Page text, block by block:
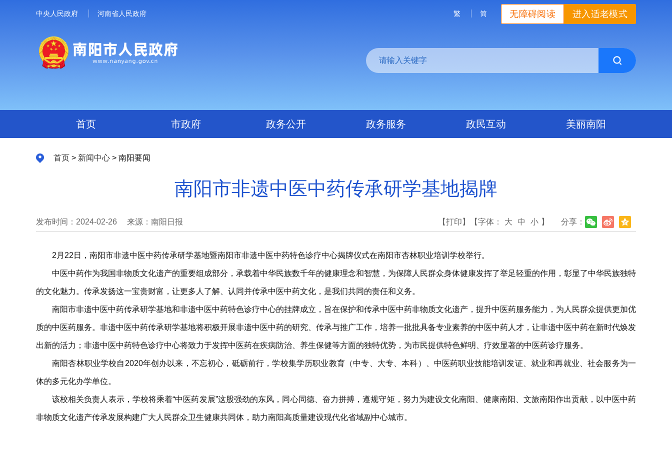
中央人民政府 河南省人民政府 进入适老模式
无障碍阅读
繁 简
首页 市政府 政务公开 政务服务 政民互动 美丽南阳
首页 > 新闻中心 > 南阳要闻
南阳市非遗中医中药传承研学基地揭牌
发布时间：2024-02-26 来源：南阳日报 分享：
【打印】 【字体： 大 中 小 】
2月22日，南阳市非遗中医中药传承研学基地暨南阳市非遗中医中药特色诊疗中心揭牌仪式在南阳市杏林职业培训学校举行。
中医中药作为我国非物质文化遗产的重要组成部分，承载着中华民族数千年的健康理念和智慧，为保障人民群众身体健康发挥了举足轻重的作用，彰显了中华民族独特
的文化魅力。传承发扬这一宝贵财富，让更多人了解、认同并传承中医中药文化，是我们共同的责任和义务。
南阳市非遗中医中药传承研学基地和非遗中医中药特色诊疗中心的挂牌成立，旨在保护和传承中医中药非物质文化遗产，提升中医药服务能力，为人民群众提供更加优
质的中医药服务。非遗中医中药传承研学基地将积极开展非遗中医中药的研究、传承与推广工作，培养一批批具备专业素养的中医中药人才，让非遗中医中药在新时代焕发
出新的活力；非遗中医中药特色诊疗中心将致力于发挥中医药在疾病防治、养生保健等方面的独特优势，为市民提供特色鲜明、疗效显著的中医药诊疗服务。
南阳杏林职业学校自2020年创办以来，不忘初心，砥砺前行，学校集学历职业教育（中专、大专、本科）、中医药职业技能培训发证、就业和再就业、社会服务为一
体的多元化办学单位。
该校相关负责人表示，学校将乘着“中医药发展”这股强劲的东风，同心同德、奋力拼搏，遵规守矩，努力为建设文化南阳、健康南阳、文旅南阳作出贡献，以中医中药
非物质文化遗产传承发展构建广大人民群众卫生健康共同体，助力南阳高质量建设现代化省域副中心城市。